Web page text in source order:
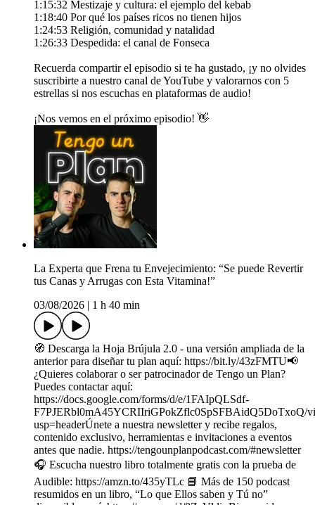
1:15:32 Mestizaje y cultura: el ejemplo del kebab
1:18:40 Por qué los países ricos no tienen hijos
1:24:53 Religión, comunidad y natalidad
1:26:33 Despedida: el canal de Fonseca
Recuerda compartir el episodio si te ha gustado, ¡y no olvides
suscribirte a nuestro canal de YouTube y valorarnos con 5
estrellas si nos escuchas en plataformas de audio!
¡Nos vemos en el próximo episodio! 👋
La Experta que Frena tu Envejecimiento: “Se puede Revertir
tus Canas y Arrugas con Esta Vitamina!”
03/08/2026
1 h 40 min
🧭 Descarga la Hoja Brújula 2.0 - una versión ampliada de la
anterior para diseñar tu plan aquí: https://bit.ly/43zFMTU📢
¿Quieres colaborar o ser patrocinador de Tengo un Plan?
Puedes contactar aquí:
https://docs.google.com/forms/d/e/1FAIpQLSdf-
F7PJERbl0mA45YCRIIriGPokZflc0SpSFBAidQ5DoTxoQ/
usp=headerÚnete a nuestra newsletter y recibe regalos,
contenido exclusivo, herramientas e invitaciones a eventos
antes que nadie. https://tengounplanpodcast.com/#newsletter
🎧 Escucha nuestro libro totalmente gratis con la prueba de
Audible: https://amzn.to/435yTLc 📘 Más de 150 podcast
resumidos en un libro, “Lo que Ellos saben y Tú no”